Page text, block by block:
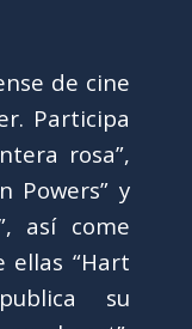
de cine
Participa
rosa”,
Powers” y
así come
ellas “Hart
su